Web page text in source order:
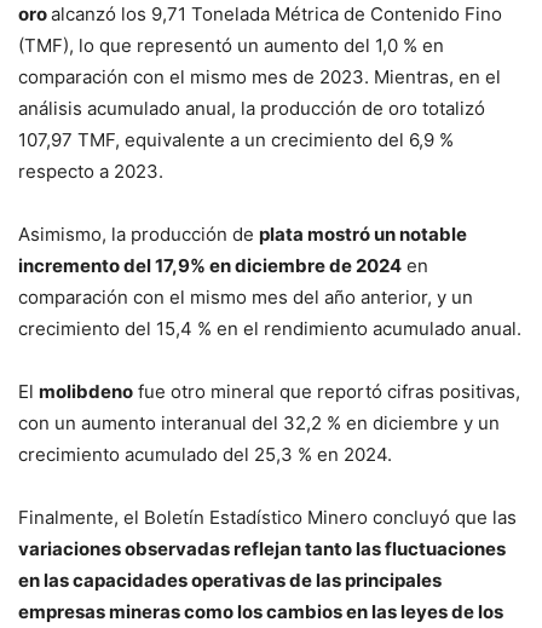
oroalcanzó los 9,71 Tonelada Métrica de Contenido Fino
(TMF), lo que representó un aumento del 1,0 % en
comparación con el mismo mes de 2023. Mientras, en el
análisis acumulado anual, la producción de oro totalizó
107,97 TMF, equivalente a un crecimiento del 6,9 %
respecto a 2023.
Asimismo, la producción de plata mostró un notable
incremento del 17,9% en diciembre de 2024 en
comparación con el mismo mes del año anterior, y un
crecimiento del 15,4 % en el rendimiento acumulado anual.
El molibdeno fue otro mineral que reportó cifras positivas,
con un aumento interanual del 32,2 % en diciembre y un
crecimiento acumulado del 25,3 % en 2024.
Finalmente, el Boletín Estadístico Minero concluyó que las
variaciones observadas reflejan tanto las fluctuaciones
en las capacidades operativas de las principales
empresas mineras como los cambios en las leyes de los